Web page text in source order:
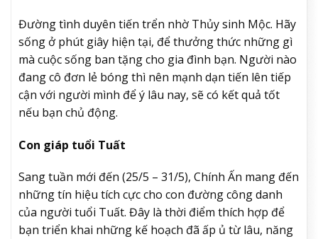
Đường tình duyên tiến trển nhờ Thủy sinh Mộc. Hãy
sống ở phút giây hiện tại, để thưởng thức những gì
mà cuộc sống ban tặng cho gia đình bạn. Người nào
đang cô đơn lẻ bóng thì nên mạnh dạn tiến lên tiếp
cận với người mình để ý lâu nay, sẽ có kết quả tốt
nếu bạn chủ động.
Con giáp tuổi Tuất
Sang tuần mới đến (25/5 – 31/5), Chính Ấn mang đến
những tín hiệu tích cực cho con đường công danh
của người tuổi Tuất. Đây là thời điểm thích hợp để
bạn triển khai những kế hoạch đã ấp ủ từ lâu, năng